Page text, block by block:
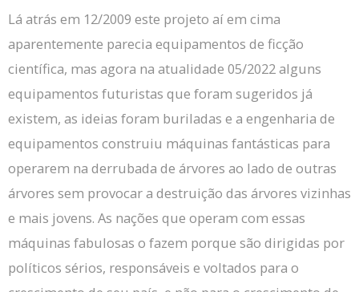
Lá atrás em 12/2009 este projeto aí em cima
aparentemente parecia equipamentos de ficção
científica, mas agora na atualidade 05/2022 alguns
equipamentos futuristas que foram sugeridos já
existem, as ideias foram buriladas e a engenharia de
equipamentos construiu máquinas fantásticas para
operarem na derrubada de árvores ao lado de outras
árvores sem provocar a destruição das árvores vizinhas
e mais jovens. As nações que operam com essas
máquinas fabulosas o fazem porque são dirigidas por
políticos sérios, responsáveis ​​e voltados para o